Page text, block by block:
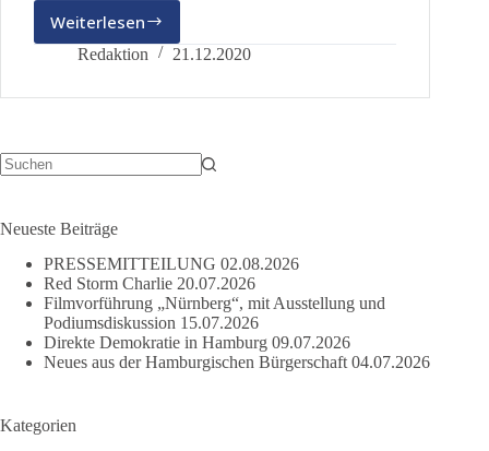
Weiterlesen
Interview
mit
Künstler
Redaktion 21.12.2020
Neueste Beiträge
PRESSEMITTEILUNG 02.08.2026
Red Storm Charlie 20.07.2026
Filmvorführung „Nürnberg“, mit Ausstellung und
Podiumsdiskussion 15.07.2026
Direkte Demokratie in Hamburg 09.07.2026
Neues aus der Hamburgischen Bürgerschaft 04.07.2026
Kategorien